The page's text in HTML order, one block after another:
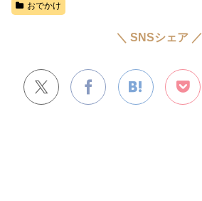
おでかけ
＼ SNSシェア ／